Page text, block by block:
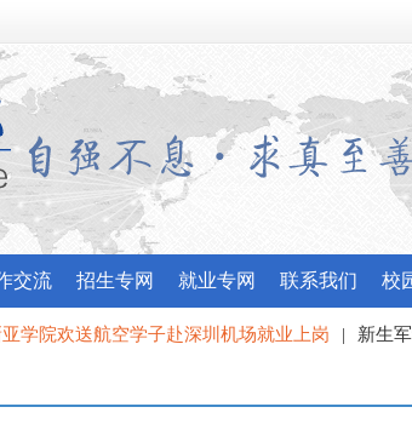
交流 招生专网 就业专网 联系我们 校
空学子赴深圳机场就业上岗 | 新生军训政训风采